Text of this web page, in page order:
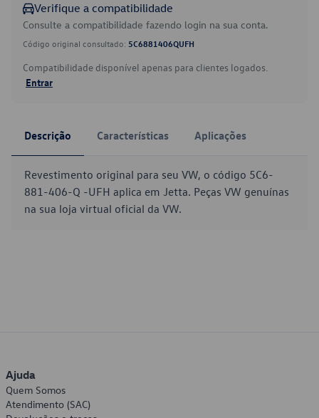
Verifique a compatibilidade
Consulte a compatibilidade fazendo login na sua conta.
Código original consultado: 5C6881406QUFH
Compatibilidade disponível apenas para clientes logados.
Entrar
Descrição Características Aplicações
Revestimento original para seu VW, o código 5C6-
881-406-Q -UFH aplica em Jetta. Peças VW genuínas
na sua loja virtual oficial da VW.
Ajuda
Quem Somos
Atendimento (SAC)